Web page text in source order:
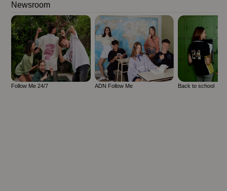
Newsroom
Follow Me 24/7 ADN Follow Me Back to school